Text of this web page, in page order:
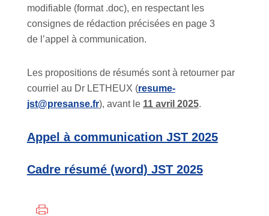
modifiable (format .doc), en respectant les
consignes de rédaction précisées en page 3
de l’appel à communication.
Les propositions de résumés sont à retourner par
courriel au Dr LETHEUX (resume-
jst@presanse.fr), avant le 11 avril 2025.
Appel à communication JST 2025
Cadre résumé (word) JST 2025